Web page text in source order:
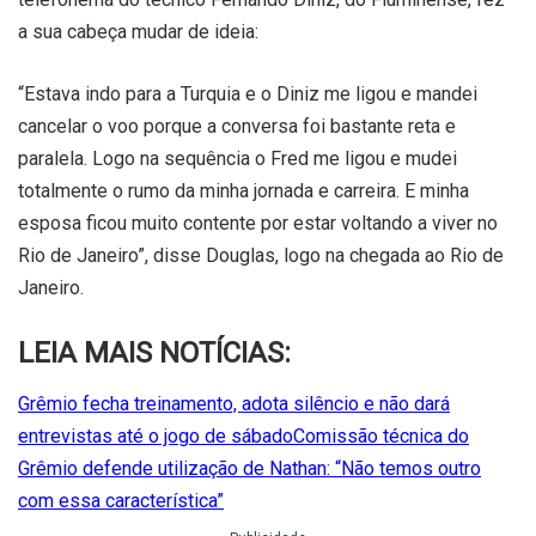
a sua cabeça mudar de ideia:
“Estava indo para a Turquia e o Diniz me ligou e mandei
cancelar o voo porque a conversa foi bastante reta e
paralela. Logo na sequência o Fred me ligou e mudei
totalmente o rumo da minha jornada e carreira. E minha
esposa ficou muito contente por estar voltando a viver no
Rio de Janeiro”, disse Douglas, logo na chegada ao Rio de
Janeiro.
LEIA MAIS NOTÍCIAS:
Grêmio fecha treinamento, adota silêncio e não dará
entrevistas até o jogo de sábadoComissão técnica do
Grêmio defende utilização de Nathan: “Não temos outro
com essa característica”